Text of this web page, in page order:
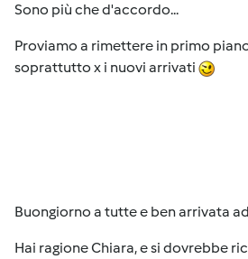
Sono più che d'accordo...
Proviamo a rimettere in primo
soprattutto x i nuovi arrivati
Buongiorno a tutte e ben arrivata
Hai ragione Chiara, e si dovrebbe